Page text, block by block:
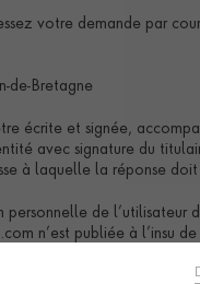
votre demande par
de-Bretagne
écrite et signée,
avec signature du
à laquelle la réponse
personnelle de l’utilisateur
n’est publiée à l’insu de
Seule l’hypothèse du